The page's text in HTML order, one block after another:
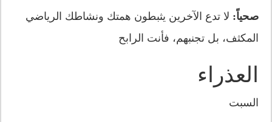
صحياً: لا تدع الآخرين يثبطون همتك ونشاطك الرياضي
المكثف، بل تجنبهم، فأنت الرابح
العذراء
السبت